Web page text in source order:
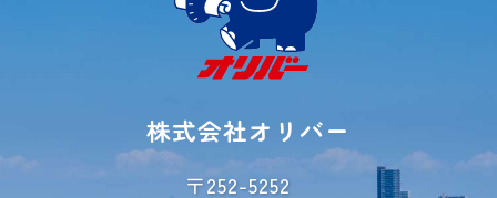
よくあるご質問
お荷物運搬サービス
株式会社オリバー
〒252-5252